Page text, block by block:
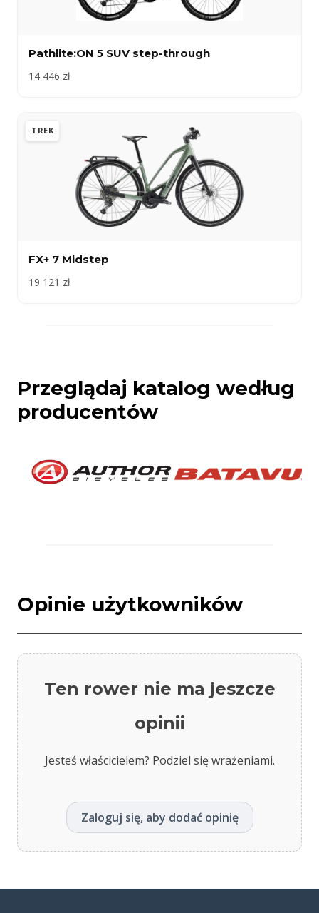
Pathlite:ON 5 SUV step-through
14 446 zł
TREK
FX+ 7 Midstep
19 121 zł
Przeglądaj katalog według
producentów
Opinie użytkowników
Ten rower nie ma jeszcze
opinii
Jesteś właścicielem? Podziel się wrażeniami.
Zaloguj się, aby dodać opinię